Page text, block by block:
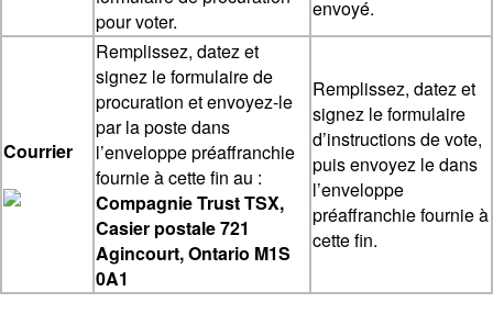
pour voter.
envoyé.
Courrier
Remplissez, datez et
signez le formulaire de
procuration et envoyez-le
par la poste dans
l’enveloppe préaffranchie
fournie à cette fin au :
Compagnie Trust TSX,
Casier postale 721
Agincourt, Ontario M1S
0A1
Remplissez, datez et
signez le formulaire
d’instructions de vote,
puis envoyez le dans
l’enveloppe
préaffranchie fournie à
cette fin.